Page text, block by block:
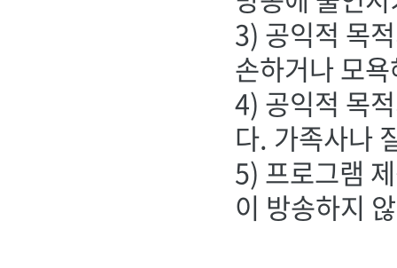
3) 공익적 목
손하거나 모
4) 공익적 목
다. 가족사나
5) 프로그램
이 방송하지